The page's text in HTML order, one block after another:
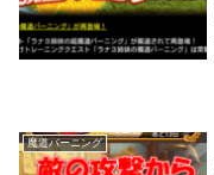
魔道バーニング